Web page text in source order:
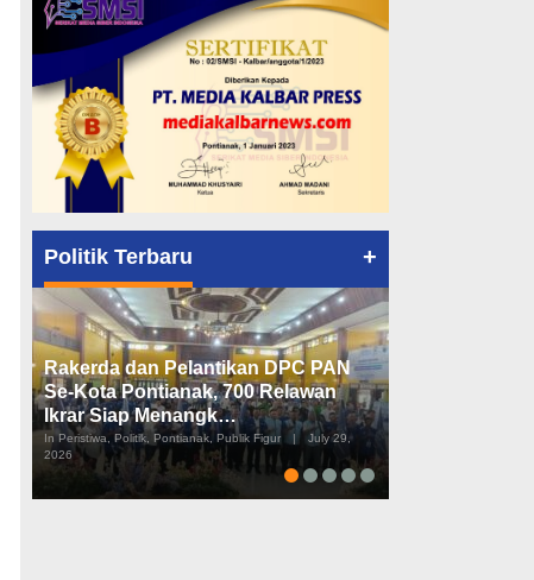
Politik Terbaru +
Rakerda dan Pelantikan DPC PAN
Se-Kota Pontianak, 700 Relawan
Ikrar Siap Menangk…
In Peristiwa, Politik, Pontianak, Publik Figur |
July 29,
2026